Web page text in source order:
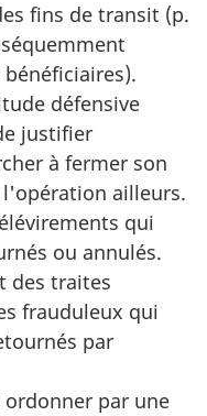
fins de transit (p.
défensive
justifier
à fermer son
ailleurs.
qui
ou annulés.
des traites
frauduleux qui
par
par une